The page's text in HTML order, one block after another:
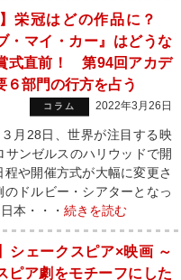
】栄冠はどの作品に？
・マイ・カー』はどうな
式直前！ 第94回アカデ
６部門の行方を占う
コラム 2022年3月26日
月28日、世界が注目する映
ンゼルスのハリウッドで開
や開催方式が大幅に変更さ
ドルビー・シアターとなっ
本・・・ 続きを読む
シェークスピア×映画 ～
ピア劇をモチーフにした